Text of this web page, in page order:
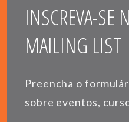
INSCREVA-SE
MAILING LIST
Preencha o
sobre eventos,